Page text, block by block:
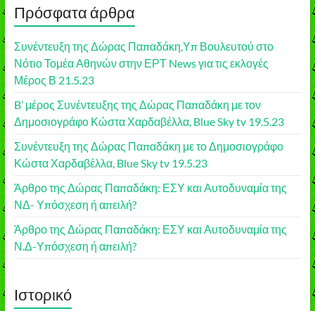
Πρόσφατα άρθρα
Συνέντευξη της Δώρας Παπαδάκη,Υπ Βουλευτού στο
Νότιο Τομέα Αθηνών στην ΕΡΤ News για τις εκλογές
Μέρος Β 21.5.23
B’ μέρος Συνέντευξης της Δώρας Παπαδάκη με τον
Δημοσιογράφο Κώστα Χαρδαβέλλα, Blue Sky tv 19.5.23
Συνέντευξη της Δώρας Παπαδάκη με το Δημοσιογράφο
Κώστα Χαρδαβέλλα, Blue Sky tv 19.5.23
Άρθρο της Δώρας Παπαδάκη: ΕΣΥ και Αυτοδυναμία της
ΝΔ- Υπόσχεση ή απειλή?
Άρθρο της Δώρας Παπαδάκη: ΕΣΥ και Αυτοδυναμία της
Ν.Δ-Υπόσχεση ή απειλή?
Ιστορικό